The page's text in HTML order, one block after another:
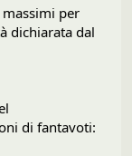
per
dichiarata dal
di fantavoti: